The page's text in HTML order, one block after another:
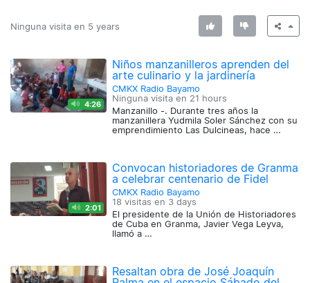
Ninguna visita en 5 years
4:26
Niños manzanilleros aprenden del
arte culinario y la jardinería
CMKX Radio Bayamo
Ninguna visita en 21 hours
Manzanillo -. Durante tres años la
manzanillera Yudmila Soler Sánchez con su
emprendimiento Las Dulcineas, hace …
2:01
Convocan historiadores de Granma
a celebrar centenario de Fidel
CMKX Radio Bayamo
18 visitas en 3 days
El presidente de la Unión de Historiadores
de Cuba en Granma, Javier Vega Leyva,
llamó a …
Resaltan obra de José Joaquín